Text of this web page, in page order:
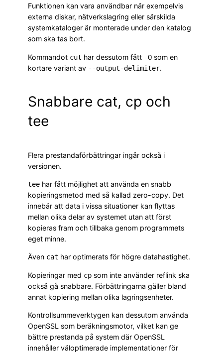
Funktionen kan vara användbar när exempelvis
externa diskar, nätverkslagring eller särskilda
systemkataloger är monterade under den katalog
som ska tas bort.
Kommandot cut har dessutom fått -O som en
kortare variant av --output-delimiter.
Snabbare cat, cp och
tee
Flera prestandaförbättringar ingår också i
versionen.
tee har fått möjlighet att använda en snabb
kopieringsmetod med så kallad zero-copy. Det
innebär att data i vissa situationer kan flyttas
mellan olika delar av systemet utan att först
kopieras fram och tillbaka genom programmets
eget minne.
Även cat har optimerats för högre datahastighet.
Kopieringar med cp som inte använder reflink ska
också gå snabbare. Förbättringarna gäller bland
annat kopiering mellan olika lagringsenheter.
Kontrollsummeverktygen kan dessutom använda
OpenSSL som beräkningsmotor, vilket kan ge
bättre prestanda på system där OpenSSL
innehåller väloptimerade implementationer för